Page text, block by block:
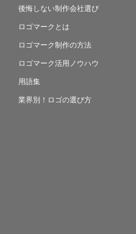
後悔しない制作会社選び
ロゴマークとは
ロゴマーク制作の方法
ロゴマーク活用ノウハウ
用語集
業界別！ロゴの選び方